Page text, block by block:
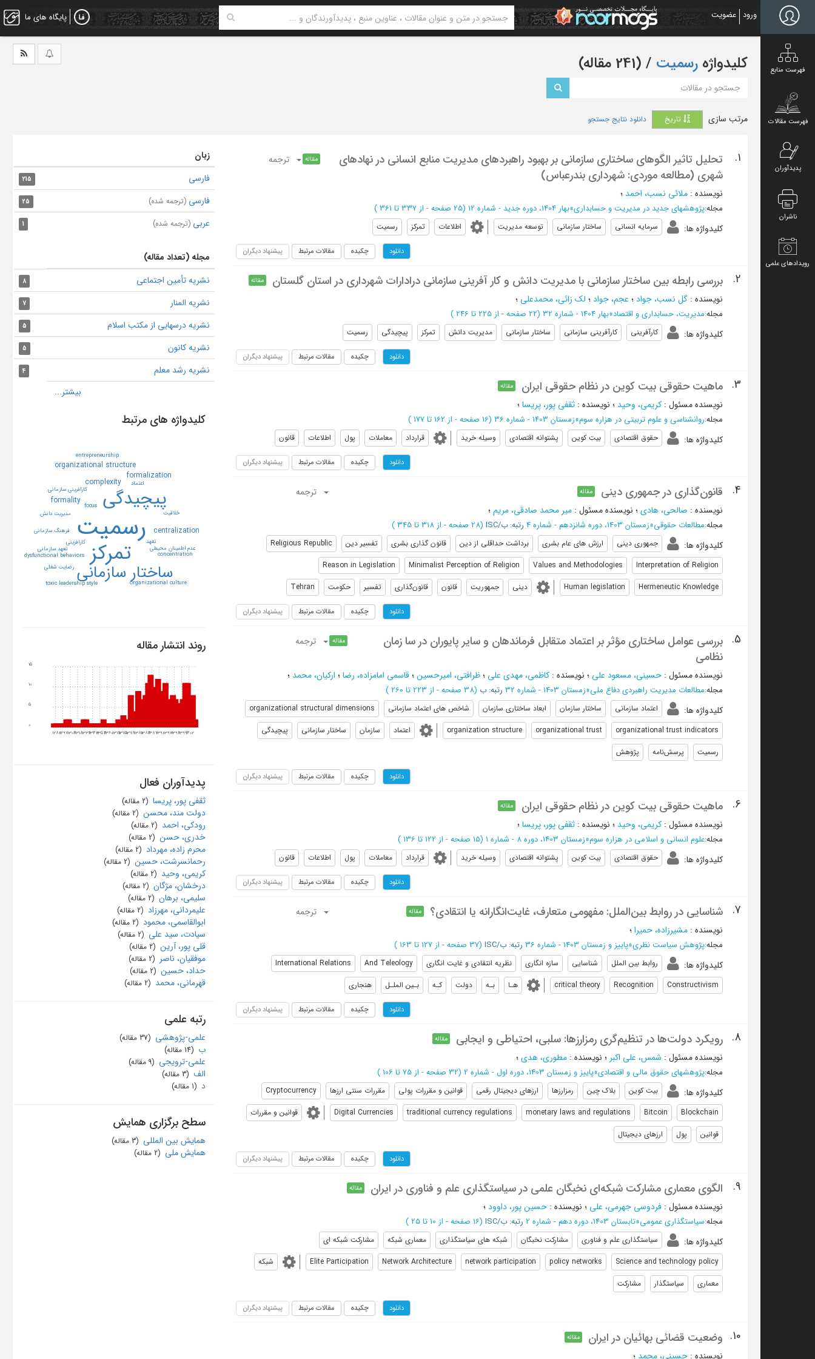
content
ورود عضویت پایگاه های ما
فهرست منابع
فهرست مقالات
پدیدآوران
ناشران
رویدادهای علمی
کلیدواژه رسمیت ‏/ (241 مقاله)
مرتب سازی تاریخ دانلود نتایج جستجو
1.
تحلیل تاثیر الگوهای ساختاری سازمانی بر بهبود راهبردهای مدیریت منابع انسانی در نهادهای
شهری (مطالعه موردی: شهرداری بندرعباس)
مقاله ترجمه
نویسنده : ملائي نسب، احمد ؛
مجله:پژوهشهای جدید در مدیریت و حسابداری»بهار 1404، دوره جدید - شماره 12 (‎25 صفحه - از 337 تا 361 )
کلیدواژه ها: سرمایه انسانی ساختار سازمانی توسعه مدیریت اطلاعات تمرکز رسمیت
دانلود چکیده مقالات مرتبط پیشنهاد دیگران
2. بررسی رابطه بین ساختار سازمانی با مدیریت دانش و کار آفرینی سازمانی درادارات شهرداری در استان گلستان مقاله
نویسنده : گل نسب، جواد؛ عجم، جواد؛ لک زائی، محمدعلی ؛
مجله:مدیریت، حسابداری و اقتصاد»بهار 1404 - شماره 32 (‎22 صفحه - از 225 تا 246 )
کلیدواژه ها: کارآفرینی کارآفرینی سازمانی ساختار سازمانی مدیریت دانش تمرکز پیچیدگی رسمیت
دانلود چکیده مقالات مرتبط پیشنهاد دیگران
3. ماهیت حقوقی بیت کوین در نظام حقوقی ایران مقاله
نویسنده مسئول : کریمی، وحید ؛ نویسنده : ثقفی پور، پریسا؛
مجله:روانشناسی و علوم تربیتی در هزاره سوم»زمستان 1403 - شماره 36 (‎16 صفحه - از 162 تا 177 )
کلیدواژه ها: حقوق اقتصادی بیت کوین پشتوانه اقتصادی وسیله خرید قرارداد معاملات پول اطلاعات قانون
دانلود چکیده مقالات مرتبط پیشنهاد دیگران
4. قانون‌گذاری در جمهوری دینی مقاله
ترجمه
نویسنده : صالحی، هادی؛ نویسنده مسئول : میر محمد صادقی، مریم؛
مجله:مطالعات حقوقی»زمستان 1403، دوره شانزدهم - شماره 4 رتبه: ب/ISC (‎28 صفحه - از 318 تا 345 )
کلیدواژه ها: جمهوری دینی ارزش های عام بشری برداشت حداقلی از دین قانون گذاری بشری تفسیر دین
Religious Republic
Interpretation of Religion
Values and Methodologies
Minimalist Perception of Religion
Reason in Legislation
Hermeneutic Knowledge
Human legislation دینی جمهوریت قانون قانون‌گذاری تفسیر حکومت Tehran
دانلود چکیده مقالات مرتبط پیشنهاد دیگران
5.
بررسی عوامل ساختاری مؤثر بر اعتماد متقابل فرماندهان و سایر پایوران در سا زمان
نظامی
مقاله ترجمه
نویسنده مسئول : حسینی، مسعود علی ؛ نویسنده : کاظمی، مهدی علی ؛ظرافتی، امیرحسین؛قاسمی امامزاده، رضا؛ ارکیان، محمد ؛
مجله:مطالعات مدیریت راهبردی دفاع ملی»زمستان 1403 - شماره 32 رتبه: ب (‎38 صفحه - از 223 تا 260 )
کلیدواژه ها: اعتماد سازمانی ساختار سازمان ابعاد ساختاری سازمان شاخص های اعتماد سازمانی
organizational structural dimensions
organizational trust indicators
organizational trust
organization structure اعتماد سازمان ساختار سازمانی
پیچیدگی
رسمیت
پرسش‌نامه پژوهش
دانلود چکیده مقالات مرتبط پیشنهاد دیگران
6. ماهیت حقوقی بیت کوین در نظام حقوقی ایران مقاله
نویسنده مسئول : کریمی، وحید ؛ نویسنده : ثقفی پور، پریسا؛
مجله:علوم انسانی و اسلامی در هزاره سوم»زمستان 1403، دوره 8 - شماره 1 (‎15 صفحه - از 122 تا 136 )
کلیدواژه ها: حقوق اقتصادی بیت کوین پشتوانه اقتصادی وسیله خرید قرارداد معاملات پول اطلاعات قانون
دانلود چکیده مقالات مرتبط پیشنهاد دیگران
7. شناسایی در روابط بین‌الملل: مفهومی متعارف، غایت‌انگارانه یا انتقادی؟ مقاله
ترجمه
نویسنده : مشیرزاده، حميرا؛
مجله:پژوهش سیاست نظری»پاییز و زمستان 1403 - شماره 36 رتبه: ب/ISC (‎37 صفحه - از 127 تا 163 )
کلیدواژه ها: روابط بین الملل شناسایی سازه انگاری نظریه انتقادی و غایت انگاری And Teleology
International Relations
Constructivism
Recognition
critical theory هـا بـه دولت کـه بـین الملـل هنجاری
دانلود چکیده مقالات مرتبط پیشنهاد دیگران
8. رویکرد دولت‌ها در تنظیم‌گری رمزارزها: سلبی، احتیاطی و ایجابی مقاله
نویسنده مسئول : شمس، علی اکبر ؛ نویسنده : مطوری، هدی؛
مجله:پژوهشهای حقوق مالی و اقتصادی»پاییز و زمستان 1403، دوره اول - شماره 2 (‎32 صفحه - از 75 تا 106 )
کلیدواژه ها: بیت کوین بلاک چین رمزارزها ارزهای دیجیتال رقمی قوانین و مقررات پولی مقررات سنتی ارزها
Cryptocurrency
Blockchain
Bitcoin
monetary laws and regulations
traditional currency regulations
Digital Currencies
قوانین و مقررات
قوانین
پول ارزهای دیجیتال
دانلود چکیده مقالات مرتبط پیشنهاد دیگران
9. الگوی معماری مشارکت شبکه‌ای نخبگان علمی در سیاستگذاری علم و فناوری در ایران مقاله
نویسنده مسئول : فردوسی جهرمی، علی ؛ نویسنده : حسین پور، داوود؛
مجله:سیاستگذاری عمومی»تابستان 1403، دوره دهم - شماره 2 رتبه: ب/ISC (‎16 صفحه - از 10 تا 25 )
کلیدواژه ها: سیاستگذاری علم و فناوری مشارکت نخبگان شبکه های سیاستگذاری معماری شبکه
مشارکت شبکه ای
Science and technology policy
policy networks
network participation
Network Architecture
Elite Participation
شبکه
معماری
سیاستگذار مشارکت
دانلود چکیده مقالات مرتبط پیشنهاد دیگران
10. وضعیت قضائی بهائیان در ایران مقاله
نویسنده : حسینی، محمد ؛
زبان
فارسی
215
فارسی(ترجمه شده) 25
عربی(ترجمه شده) 1
مجله (تعداد مقاله)
نشریه تأمین اجتماعی
8
نشریه المنار 7
نشریه درسهایی از مکتب اسلام 5
نشریه کانون 5
نشریه رشد معلم 4
کلیدواژه های مرتبط
رسميت
تمركز
پيچيدگي
ساختار سازماني
complexity
organizational structure
formality
centralization
formalization
كارافريني سازماني
مديريت دانش
focus
فرهنگ سازماني
كارافريني
تعهد سازماني عدم اطمينان محيطي
concentration
dysfunctional behaviors
entrepreneurship
organizational culture
toxic leadership style
اعتماد
تعهد
خلاقيت
رضايت شغلي
روند انتشار مقاله
1282129713041318133613431354136013711375137813811384138713901393139613991402
0
5
10
15
پدیدآوران فعال
ثقفی پور، پریسا ‏ (2 مقاله)
دولت مند، محسن ‏ (2 مقاله)
رودکی، احمد ‏ (2 مقاله)
خدری، حسن ‏ (2 مقاله)
محرم زاده، مهرداد ‏ (2 مقاله)
رحمانسرشت، حسین ‏ (2 مقاله)
کریمی، وحید ‏ (2 مقاله)
درخشان، مژگان ‏ (2 مقاله)
سلیمی، برهان ‏ (2 مقاله)
علیمردانی، مهرزاد ‏ (2 مقاله)
ابوالقاسمی، محمود ‏ (2 مقاله)
سیادت، سید علی ‏ (2 مقاله)
قلی پور، آرین ‏ (2 مقاله)
موفقیان، ناصر ‏ (2 مقاله)
حداد، حسین ‏ (2 مقاله)
قهرمانی، محمد ‏ (2 مقاله)
رتبه علمی
علمی-پژوهشی ‏ (37 مقاله)
ب ‏ (14 مقاله)
علمی-ترویجی ‏ (9 مقاله)
الف ‏ (3 مقاله)
د ‏ (1 مقاله)
سطح برگزاری همایش
همایش بین المللی ‏ (3 مقاله)
همایش ملی ‏ (2 مقاله)